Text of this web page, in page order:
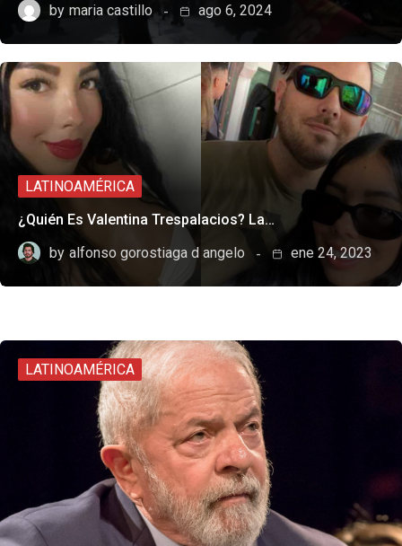
by maria castillo ago 6, 2024
LATINOAMÉRICA
¿Quién Es Valentina Trespalacios? La…
by alfonso gorostiaga d angelo ene 24, 2023
LATINOAMÉRICA